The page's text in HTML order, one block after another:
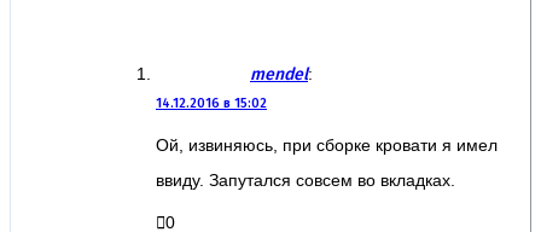
mendel:
14.12.2016 в 15:02
Ой, извиняюсь, при сборке кровати я имел
ввиду. Запутался совсем во вкладках.
0